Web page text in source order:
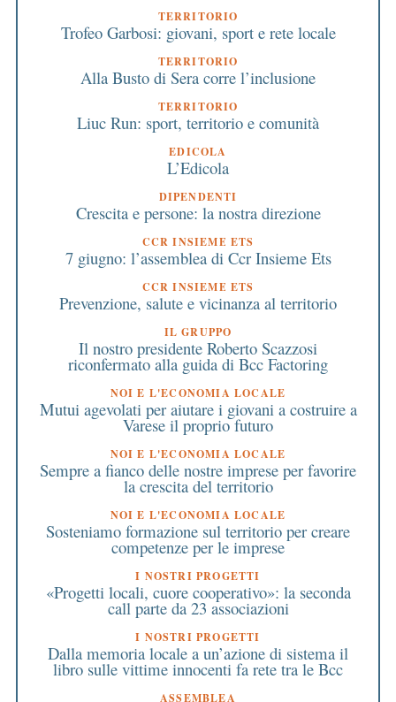
TERRITORIO
Trofeo Garbosi: giovani, sport e rete locale
TERRITORIO
Alla Busto di Sera corre l’inclusione
TERRITORIO
Liuc Run: sport, territorio e comunità
EDICOLA
L’Edicola
DIPENDENTI
Crescita e persone: la nostra direzione
CCR INSIEME ETS
7 giugno: l’assemblea di Ccr Insieme Ets
CCR INSIEME ETS
Prevenzione, salute e vicinanza al territorio
IL GRUPPO
Il nostro presidente Roberto Scazzosi
riconfermato alla guida di Bcc Factoring
NOI E L'ECONOMIA LOCALE
Mutui agevolati per aiutare i giovani a costruire a
Varese il proprio futuro
NOI E L'ECONOMIA LOCALE
Sempre a fianco delle nostre imprese per favorire
la crescita del territorio
NOI E L'ECONOMIA LOCALE
Sosteniamo formazione sul territorio per creare
competenze per le imprese
I NOSTRI PROGETTI
«Progetti locali, cuore cooperativo»: la seconda
call parte da 23 associazioni
I NOSTRI PROGETTI
Dalla memoria locale a un’azione di sistema il
libro sulle vittime innocenti fa rete tra le Bcc
ASSEMBLEA